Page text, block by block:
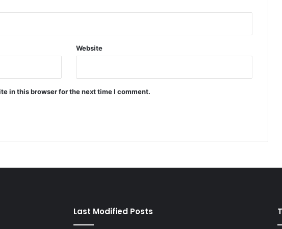
Website
in this browser for the next time I comment.
Last Modified Posts